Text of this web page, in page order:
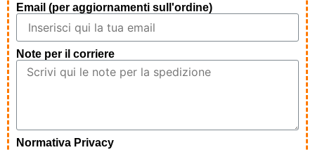
Email (per aggiornamenti sull'ordine)
Note per il corriere
Normativa Privacy